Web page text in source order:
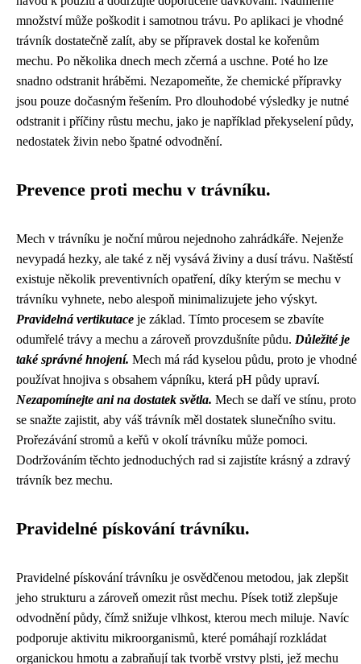
množství může poškodit i samotnou trávu. Po aplikaci je vhodné
trávník dostatečně zalít, aby se přípravek dostal ke kořenům
mechu. Po několika dnech mech zčerná a uschne. Poté ho lze
snadno odstranit hráběmi. Nezapomeňte, že chemické přípravky
jsou pouze dočasným řešením. Pro dlouhodobé výsledky je nutné
odstranit i příčiny růstu mechu, jako je například překyselení půdy,
nedostatek živin nebo špatné odvodnění.
Prevence proti mechu v trávníku.
Mech v trávníku je noční můrou nejednoho zahrádkáře. Nejenže
nevypadá hezky, ale také z něj vysává živiny a dusí trávu. Naštěstí
existuje několik preventivních opatření, díky kterým se mechu v
trávníku vyhnete, nebo alespoň minimalizujete jeho výskyt.
Pravidelná vertikutace je základ. Tímto procesem se zbavíte
odumřelé trávy a mechu a zároveň provzdušníte půdu. Důležité je
také správné hnojení. Mech má rád kyselou půdu, proto je vhodné
používat hnojiva s obsahem vápníku, která pH půdy upraví.
Nezapomínejte ani na dostatek světla. Mech se daří ve stínu, proto
se snažte zajistit, aby váš trávník měl dostatek slunečního svitu.
Prořezávání stromů a keřů v okolí trávníku může pomoci.
Dodržováním těchto jednoduchých rad si zajistíte krásný a zdravý
trávník bez mechu.
Pravidelné pískování trávníku.
Pravidelné pískování trávníku je osvědčenou metodou, jak zlepšit
jeho strukturu a zároveň omezit růst mechu. Písek totiž zlepšuje
odvodnění půdy, čímž snižuje vlhkost, kterou mech miluje. Navíc
podporuje aktivitu mikroorganismů, které pomáhají rozkládat
organickou hmotu a zabraňují tak tvorbě vrstvy plsti, jež mechu